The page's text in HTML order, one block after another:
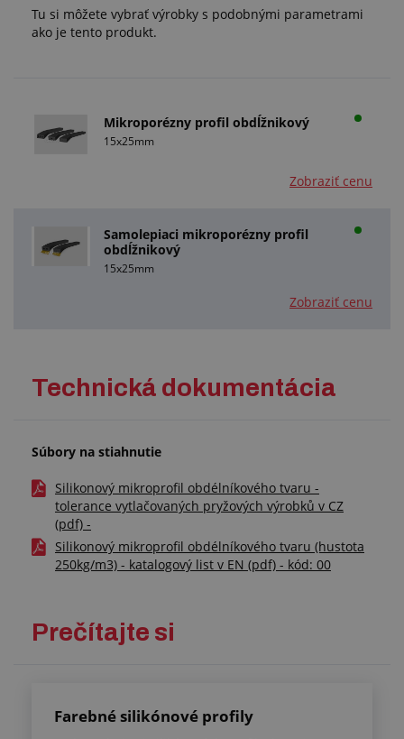
Tu si môžete vybrať výrobky s podobnými parametrami
ako je tento produkt.
Mikroporézny profil obdĺžnikový
15x25mm
Zobraziť cenu
Samolepiaci mikroporézny profil
obdĺžnikový
15x25mm
Zobraziť cenu
Technická dokumentácia
Súbory na stiahnutie
Silikonový mikroprofil obdélníkového tvaru -
tolerance vytlačovaných pryžových výrobků v CZ
(pdf) -
Silikonový mikroprofil obdélníkového tvaru (hustota
250kg/m3) - katalogový list v EN (pdf) - kód: 00
Prečítajte si
Farebné silikónové profily